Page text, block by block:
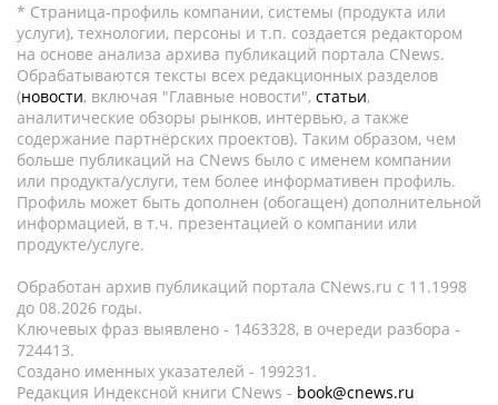
* Страница-профиль компании, системы (продукта или
услуги), технологии, персоны и т.п. создается редактором
на основе анализа архива публикаций портала CNews.
Обрабатываются тексты всех редакционных разделов
(новости, включая "Главные новости", статьи,
аналитические обзоры рынков, интервью, а также
содержание партнёрских проектов). Таким образом, чем
больше публикаций на CNews было с именем компании
или продукта/услуги, тем более информативен профиль.
Профиль может быть дополнен (обогащен) дополнительной
информацией, в т.ч. презентацией о компании или
продукте/услуге.
Обработан архив публикаций портала CNews.ru c 11.1998
до 08.2026 годы.
Ключевых фраз выявлено - 1463328, в очереди разбора -
724413.
Создано именных указателей - 199231.
Редакция Индексной книги CNews - book@cnews.ru